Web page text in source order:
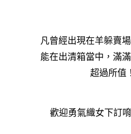
凡曾經出現在羊躲賣
能在出清箱當中，滿
超過所值！
歡迎勇氣織女下訂